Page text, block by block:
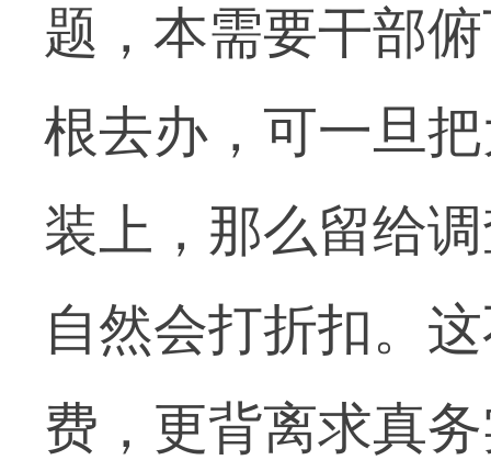
题，本需要干部
根去办，可一旦
装上，那么留给
自然会打折扣。
费，更背离求真